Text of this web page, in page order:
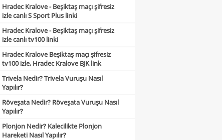
Hradec Kralove - Beşiktaş maçı şifresiz
izle canlı S Sport Plus linki
Hradec Kralove - Beşiktaş maçı şifresiz
izle canlı tv100 linki
Hradec Kralove Beşiktaş maçı şifresiz
tv100 izle, Hradec Kralove BJK link
Trivela Nedir? Trivela Vuruşu Nasıl
Yapılır?
Röveşata Nedir? Röveşata Vuruşu Nasıl
Yapılır?
Plonjon Nedir? Kalecilikte Plonjon
Hareketi Nasıl Yapılır?